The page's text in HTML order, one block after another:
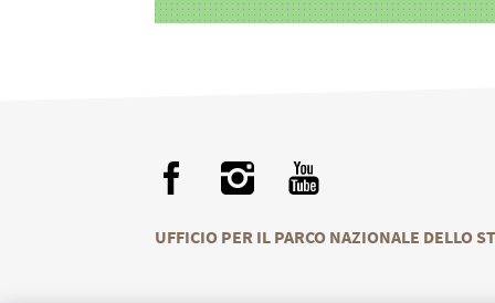
UFFICIO PER IL PARCO NAZIONALE DELLO